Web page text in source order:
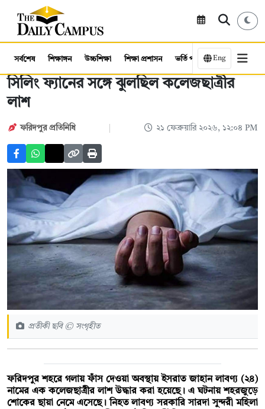
সর্বশেষ শিক্ষাঙ্গন উচ্চশিক্ষা শিক্ষা প্রশাসন ভর্তি পরীক্ষা কর্মসংস্থান
Eng
সিলিং ফ্যানের সঙ্গে ঝুলছিল কলেজছাত্রীর
লাশ
ফরিদপুর প্রতিনিধি ২১ ফেব্রুয়ারি ২০২৬, ১২:০৪ PM
প্রতীকী ছবি © সংগৃহীত
ফরিদপুর শহরে গলায় ফাঁস দেওয়া অবস্থায় ইসরাত জাহান লাবণ্য (২৪)
নামের এক কলেজছাত্রীর লাশ উদ্ধার করা হয়েছে। এ ঘটনায় শহরজুড়ে
শোকের ছায়া নেমে এসেছে। নিহত লাবণ্য সরকারি সারদা সুন্দরী মহিলা